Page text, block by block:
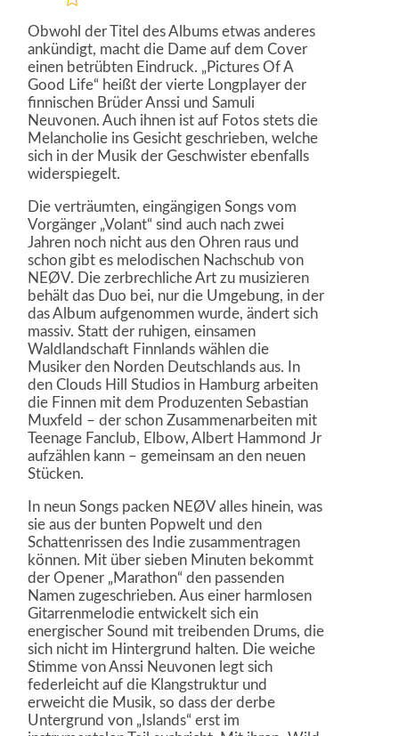
Obwohl der Titel des Albums etwas anderes
ankündigt, macht die Dame auf dem Cover
einen betrübten Eindruck. „Pictures Of A
Good Life“ heißt der vierte Longplayer der
finnischen Brüder Anssi und Samuli
Neuvonen. Auch ihnen ist auf Fotos stets die
Melancholie ins Gesicht geschrieben, welche
sich in der Musik der Geschwister ebenfalls
widerspiegelt.
Die verträumten, eingängigen Songs vom
Vorgänger „Volant“ sind auch nach zwei
Jahren noch nicht aus den Ohren raus und
schon gibt es melodischen Nachschub von
NEØV. Die zerbrechliche Art zu musizieren
behält das Duo bei, nur die Umgebung, in der
das Album aufgenommen wurde, ändert sich
massiv. Statt der ruhigen, einsamen
Waldlandschaft Finnlands wählen die
Musiker den Norden Deutschlands aus. In
den Clouds Hill Studios in Hamburg arbeiten
die Finnen mit dem Produzenten Sebastian
Muxfeld – der schon Zusammenarbeiten mit
Teenage Fanclub, Elbow, Albert Hammond Jr
aufzählen kann – gemeinsam an den neuen
Stücken.
In neun Songs packen NEØV alles hinein, was
sie aus der bunten Popwelt und den
Schattenrissen des Indie zusammentragen
können. Mit über sieben Minuten bekommt
der Opener „Marathon“ den passenden
Namen zugeschrieben. Aus einer harmlosen
Gitarrenmelodie entwickelt sich ein
energischer Sound mit treibenden Drums, die
sich nicht im Hintergrund halten. Die weiche
Stimme von Anssi Neuvonen legt sich
federleicht auf die Klangstruktur und
erweicht die Musik, so dass der derbe
Untergrund von „Islands“ erst im